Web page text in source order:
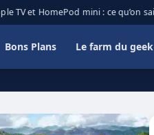
et HomePod mini : ce qu’on sait
Bons Plans Le farm du geek